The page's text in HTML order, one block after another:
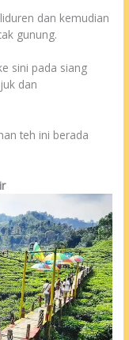
dan kemudian
gunung.
sini pada siang
dan
teh ini berada